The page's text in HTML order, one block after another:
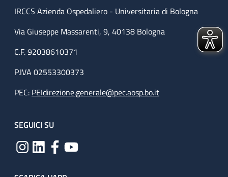
IRCCS Azienda Ospedaliero - Universitaria di Bologna
Via Giuseppe Massarenti, 9, 40138 Bologna
C.F. 92038610371
P.IVA 02553300373
PEC: PEIdirezione.generale@pec.aosp.bo.it
SEGUICI SU